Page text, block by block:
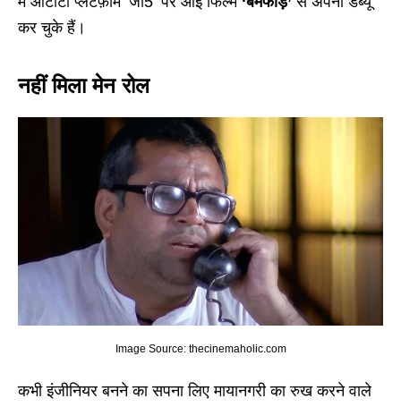
कर चुके हैं।
नहीं मिला मेन रोल
Image Source: thecinemaholic.com
कभी इंजीनियर बनने का सपना लिए मायानगरी का रुख करने वाले